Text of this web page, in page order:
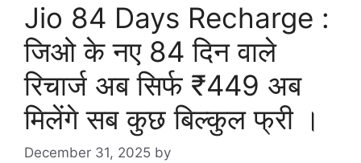
Jio 84 Days Recharge :
जिओ के नए 84 दिन वाले
रिचार्ज अब सिर्फ ₹449 अब
मिलेंगे सब कुछ बिल्कुल फ्री ।
December 31, 2025 by